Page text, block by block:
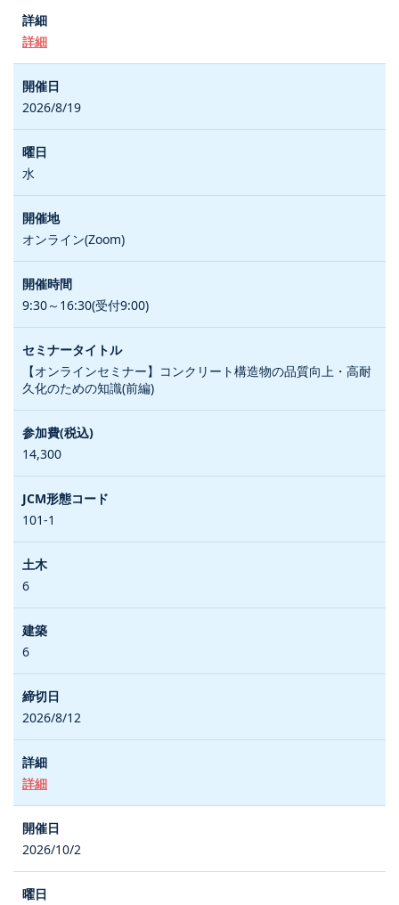
詳細
2026/8/19
水
オンライン(Zoom)
9:30～16:30(受付9:00)
【オンラインセミナー】コンクリート構造物の品質向上・高耐
久化のための知識(前編)
14,300
101-1
6
6
2026/8/12
詳細
2026/10/2